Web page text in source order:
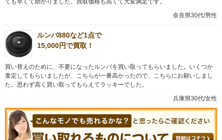
ても早くて助かりました。買取価格も高くて大変満足です。
奈良県30代/男性
ルンバ880など1点で
15,000円で買取！
買い替えのために、不要になったルンバを買い取ってもらいました。いくつか
査定してもらいましたが、こちらが一番高かったので、こちらにお願いしまし
た。思わず高く買い取ってもらえてラッキーでした。
兵庫県30代/女性